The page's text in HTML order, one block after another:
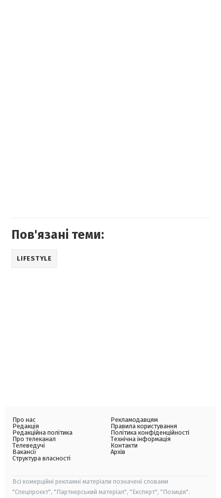
Пов'язані теми:
LIFESTYLE
Про нас
Редакція
Редакційна політика
Про телеканал
Телеведучі
Вакансії
Структура власності
Рекламодавцям
Правила користування
Політика конфіденційності
Технічна інформація
Контакти
Архів
Всі комерційні рекламні матеріали позначені словами
"Спецпроєкт", "Партнерський матеріал", "Експерт", "Позиція".